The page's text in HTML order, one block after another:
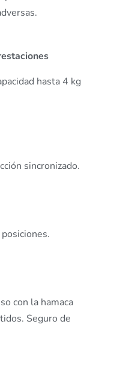
hasta 4 kg
sincronizado.
con la hamaca
Seguro de